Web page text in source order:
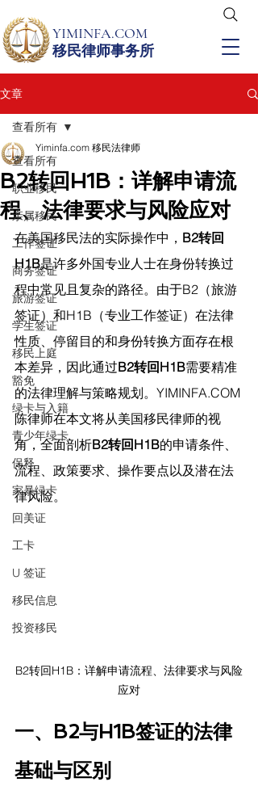
YIMINFA.COM
移民律师事务所
文章
查看所有
职业移民
亲属移民
工作签证
商务签证
旅游签证
学生签证
移民上庭
豁免
绿卡与入籍
青少年绿卡
保释
家暴绿卡
回美证
工卡
U 签证
移民信息
投资移民
查看所有
B2转回H1B：详解申请流
程、法律要求与风险应对
Yiminfa.com 移民法律师
在美国移民法的实际操作中， B2转回
H1B是许多外国专业人士在身份转换过
程中常见且复杂的路径。由于B2（旅游
签证）和H1B（专业工作签证）在法律
性质、停留目的和身份转换方面存在根
本差异，因此通过B2转回H1B需要精准
的法律理解与策略规划。 YIMINFA.COM
陈律师在本文将从美国移民律师的视
角，全面剖析B2转回H1B的申请条件、
流程、政策要求、操作要点以及潜在法
律风险。
B2转回H1B：详解申请流程、法律要求与风险
应对
一、B2与H1B签证的法律
基础与区别